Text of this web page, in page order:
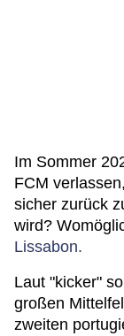
Im Sommer
FCM
sicher zurück
wird?
Lissabon.
Laut "kicker"
großen
zweiten